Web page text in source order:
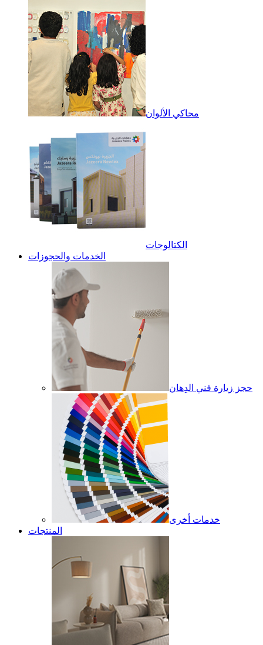
محاكي الألوان
الكتالوجات
الخدمات والحجوزات
حجز زيارة فني الدِهان
خدمات أخرى
المنتجات